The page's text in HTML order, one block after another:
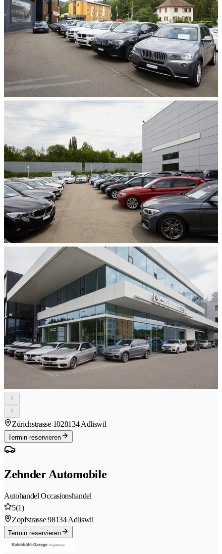
Zürichstrasse 1028134 Adliswil
Termin reservieren
Zehnder Automobile
Autohandel Occasionshandel
5(1)
Zopfstrasse 98134 Adliswil
Termin reservieren